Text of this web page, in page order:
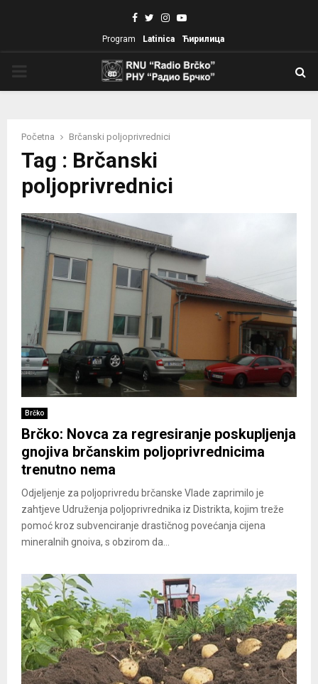
Facebook
TwitterInstagram
Youtube
Program Latinica Ћирилица
Početna Brčanski poljoprivrednici
Tag : Brčanski
poljoprivrednici
Brčko
Brčko: Novca za regresiranje poskupljenja
gnojiva brčanskim poljoprivrednicima
trenutno nema
Odjeljenje za poljoprivredu brčanske Vlade zaprimilo je
zahtjeve Udruženja poljoprivrednika iz Distrikta, kojim treže
pomoć kroz subvenciranje drastičnog povećanja cijena
mineralnih gnoiva, s obzirom da...